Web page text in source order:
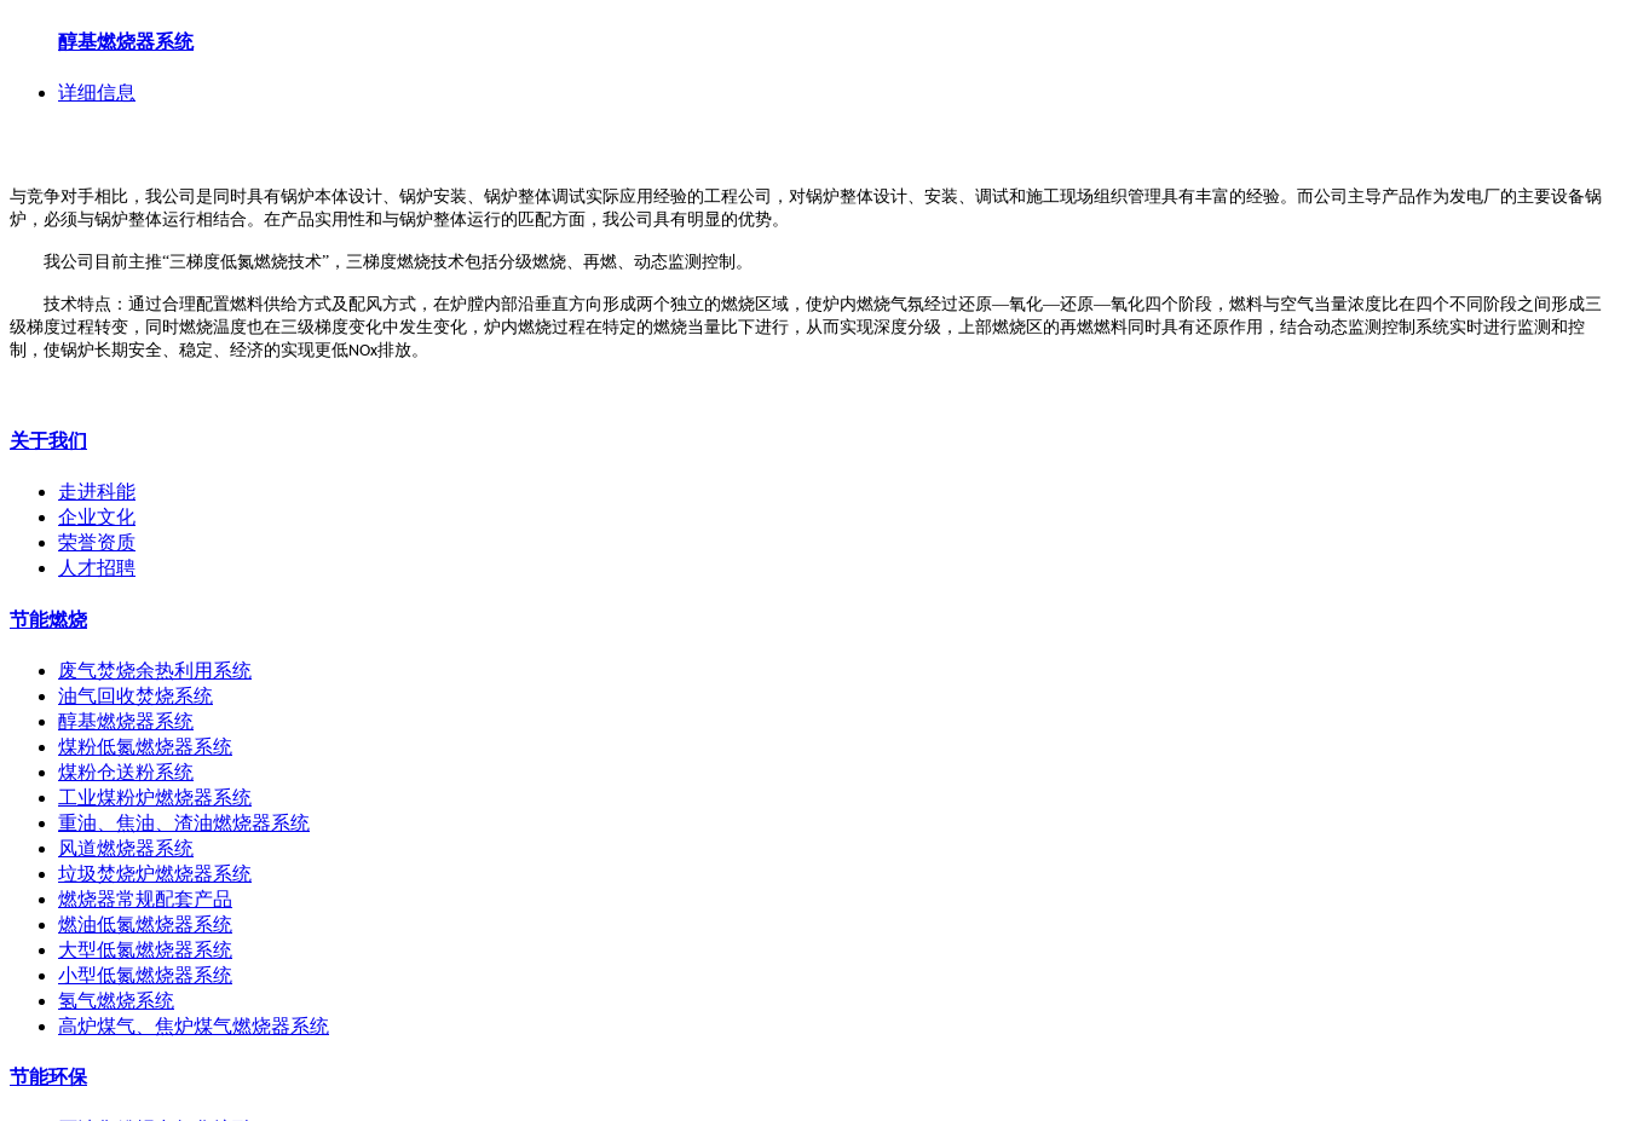
醇基燃烧器系统
详细信息
与竞争对手相比，我公司是同时具有锅炉本体设计、锅炉安装、锅炉整体调试实际应用经验的工程公司，对锅炉整体设计、安装、调试和施工现场组织管理具有丰富的经验。而公司主导产品作为发电厂的主要设备锅
炉，必须与锅炉整体运行相结合。在产品实用性和与锅炉整体运行的匹配方面，我公司具有明显的优势。
我公司目前主推“三梯度低氮燃烧技术”，三梯度燃烧技术包括分级燃烧、再燃、动态监测控制。
技术特点：通过合理配置燃料供给方式及配风方式，在炉膛内部沿垂直方向形成两个独立的燃烧区域，使炉内燃烧气氛经过还原—氧化—还原—氧化四个阶段，燃料与空气当量浓度比在四个不同阶段之间形成三
级梯度过程转变，同时燃烧温度也在三级梯度变化中发生变化，炉内燃烧过程在特定的燃烧当量比下进行，从而实现深度分级，上部燃烧区的再燃燃料同时具有还原作用，结合动态监测控制系统实时进行监测和控
制，使锅炉长期安全、稳定、经济的实现更低NOx排放。
关于我们
走进科能
企业文化
荣誉资质
人才招聘
节能燃烧
废气焚烧余热利用系统
油气回收焚烧系统
醇基燃烧器系统
煤粉低氮燃烧器系统
煤粉仓送粉系统
工业煤粉炉燃烧器系统
重油、焦油、渣油燃烧器系统
风道燃烧器系统
垃圾焚烧炉燃烧器系统
燃烧器常规配套产品
燃油低氮燃烧器系统
大型低氮燃烧器系统
小型低氮燃烧器系统
氢气燃烧系统
高炉煤气、焦炉煤气燃烧器系统
节能环保